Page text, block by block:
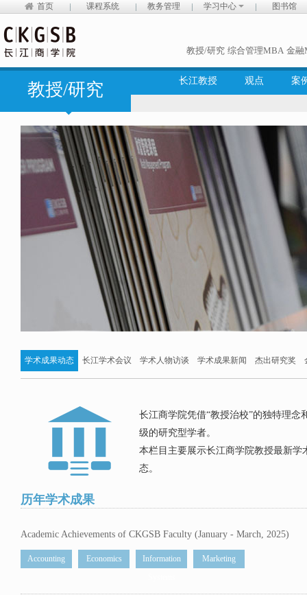
首页 课程系统 教务管理 学习中心 图书馆
教授/研究 综合管理MBA 金融
教授/研究 长江教授 观点 案
学术成果动态 长江学术会议 学术人物访谈 学术成果新闻 杰出研究奖
长江商学院凭借“教授治校”的独特理念
级的研究型学者。
本栏目主要展示长江商学院教授最新学
态。
历年学术成果
Academic Achievements of CKGSB Faculty (January - March, 2025)
Accounting Economics
Information
Marketing